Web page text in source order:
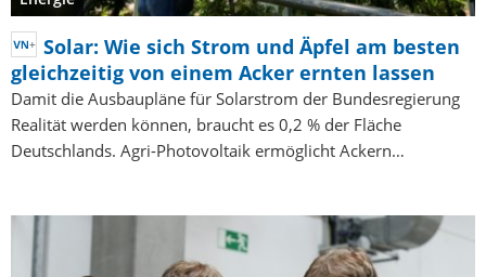
Solar: Wie sich Strom und Äpfel am besten
gleichzeitig von einem Acker ernten lassen
Damit die Ausbaupläne für Solarstrom der Bundesregierung
Realität werden können, braucht es 0,2 % der Fläche
Deutschlands. Agri-Photovoltaik ermöglicht Ackern…